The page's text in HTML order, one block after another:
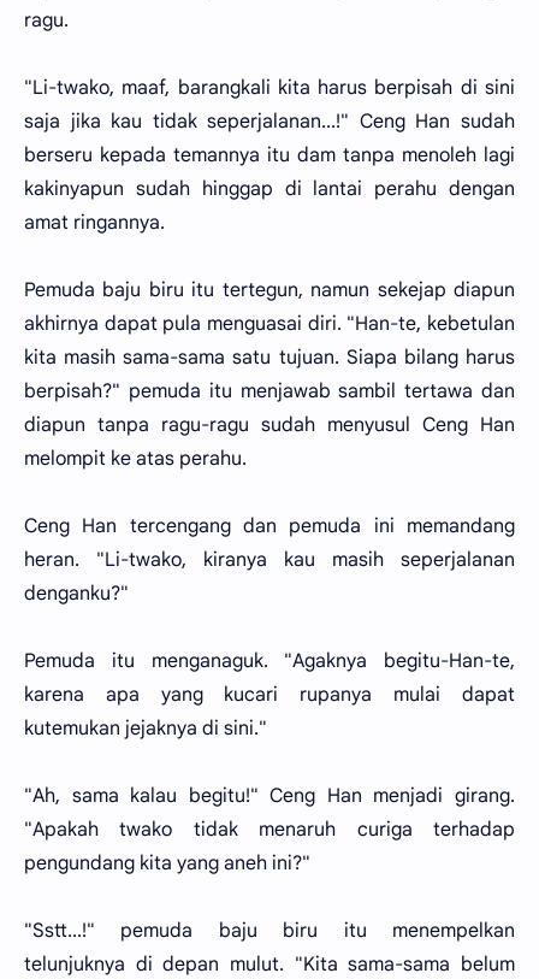
ragu.
"Li-twako, maaf, barangkali kita harus berpisah di sini
saja jika kau tidak seperjalanan...!" Ceng Han sudah
berseru kepada temannya itu dam tanpa menoleh lagi
kakinyapun sudah hinggap di lantai perahu dengan
amat ringannya.
Pemuda baju biru itu tertegun, namun sekejap diapun
akhirnya dapat pula menguasai diri. "Han-te, kebetulan
kita masih sama-sama satu tujuan. Siapa bilang harus
berpisah?" pemuda itu menjawab sambil tertawa dan
diapun tanpa ragu-ragu sudah menyusul Ceng Han
melompit ke atas perahu.
Ceng Han tercengang dan pemuda ini memandang
heran. "Li-twako, kiranya kau masih seperjalanan
denganku?"
Pemuda itu menganaguk. "Agaknya begitu-Han-te,
karena apa yang kucari rupanya mulai dapat
kutemukan jejaknya di sini."
"Ah, sama kalau begitu!" Ceng Han menjadi girang.
"Apakah twako tidak menaruh curiga terhadap
pengundang kita yang aneh ini?"
"Sstt...!" pemuda baju biru itu menempelkan
telunjuknya di depan mulut. "Kita sama-sama belum